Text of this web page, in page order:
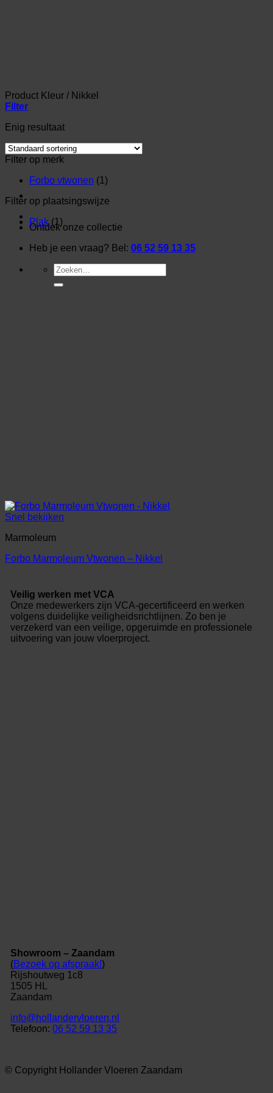
Ontdek onze collectie
Heb je een vraag? Bel: 06 52 59 13 35
Zoeken
naar:
Product Kleur / Nikkel
Filter
Enig resultaat
Filter op merk
Forbo vtwonen (1)
Filter op plaatsingswijze
Plak (1)
Snel bekijken
Marmoleum
Forbo Marmoleum Vtwonen – Nikkel
Veilig werken met VCA
Onze medewerkers zijn VCA-gecertificeerd en werken
volgens duidelijke veiligheidsrichtlijnen. Zo ben je
verzekerd van een veilige, opgeruimde en professionele
uitvoering van jouw vloerproject.
Showroom – Zaandam
(Bezoek op afspraak!)
Rijshoutweg 1c8
1505 HL
Zaandam
info@hollandervloeren.nl
Telefoon: 06 52 59 13 35
© Copyright Hollander Vloeren Zaandam